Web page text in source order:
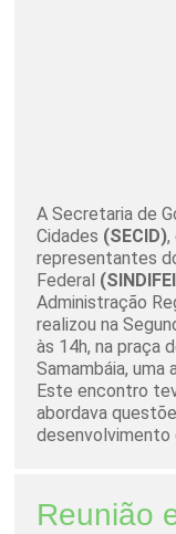
A Secretaria de
Cidades (SECID),
representantes
Federal
Administração
realizou na
às 14h, na praça
Samambáia,
Este encontro
abordava
desenvolvimento
Reunião